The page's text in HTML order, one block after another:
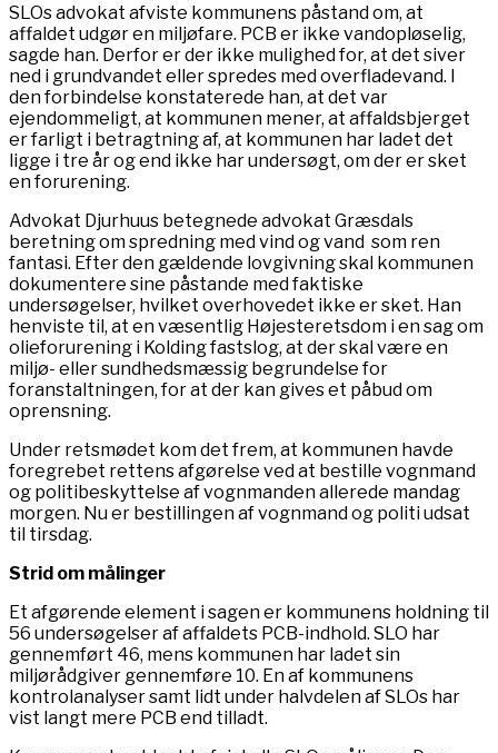
SLOs advokat afviste kommunens påstand om, at
affaldet udgør en miljøfare. PCB er ikke vandopløselig,
sagde han. Derfor er der ikke mulighed for, at det siver
ned i grundvandet eller spredes med overfladevand. I
den forbindelse konstaterede han, at det var
ejendommeligt, at kommunen mener, at affaldsbjerget
er farligt i betragtning af, at kommunen har ladet det
ligge i tre år og end ikke har undersøgt, om der er sket
en forurening.
Advokat Djurhuus betegnede advokat Græsdals
beretning om spredning med vind og vand som ren
fantasi. Efter den gældende lovgivning skal kommunen
dokumentere sine påstande med faktiske
undersøgelser, hvilket overhovedet ikke er sket. Han
henviste til, at en væsentlig Højesteretsdom i en sag om
olieforurening i Kolding fastslog, at der skal være en
miljø- eller sundhedsmæssig begrundelse for
foranstaltningen, for at der kan gives et påbud om
oprensning.
Under retsmødet kom det frem, at kommunen havde
foregrebet rettens afgørelse ved at bestille vognmand
og politibeskyttelse af vognmanden allerede mandag
morgen. Nu er bestillingen af vognmand og politi udsat
til tirsdag.
Strid om målinger
Et afgørende element i sagen er kommunens holdning til
56 undersøgelser af affaldets PCB-indhold. SLO har
gennemført 46, mens kommunen har ladet sin
miljørådgiver gennemføre 10. En af kommunens
kontrolanalyser samt lidt under halvdelen af SLOs har
vist langt mere PCB end tilladt.